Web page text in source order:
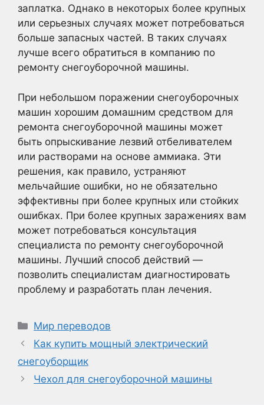
заплатка. Однако в некоторых более крупных
или серьезных случаях может потребоваться
больше запасных частей. В таких случаях
лучше всего обратиться в компанию по
ремонту снегоуборочной машины.
При небольшом поражении снегоуборочных
машин хорошим домашним средством для
ремонта снегоуборочной машины может
быть опрыскивание лезвий отбеливателем
или растворами на основе аммиака. Эти
решения, как правило, устраняют
мельчайшие ошибки, но не обязательно
эффективны при более крупных или стойких
ошибках. При более крупных заражениях вам
может потребоваться консультация
специалиста по ремонту снегоуборочной
машины. Лучший способ действий —
позволить специалистам диагностировать
проблему и разработать план лечения.
Рубрики
Мир переводов
Как купить мощный электрический
снегоуборщик
Чехол для снегоуборочной машины